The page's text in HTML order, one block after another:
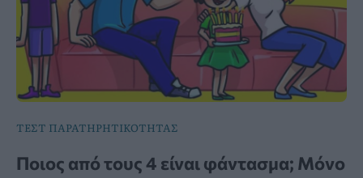
ΤΕΣΤ ΠΑΡΑΤΗΡΗΤΙΚΟΤΗΤΑΣ
Ποιος από τους 4 είναι φάντασμα; Μόνο